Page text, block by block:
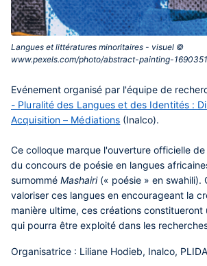
Langues et littératures minoritaires - visuel ©
www.pexels.com/photo/abstract-painting-
Contenu
central
Evénement organisé par l'équipe de
- Pluralité des Langues et des Identités :
Acquisition – Médiations (Inalco).
Ce colloque marque l'ouverture officielle
du concours de poésie en langues
surnommé Mashairi (« poésie » en swahili).
valoriser ces langues en encourageant la
manière ultime, ces créations
qui pourra être exploité dans les
Organisatrice : Liliane Hodieb, Inalco,